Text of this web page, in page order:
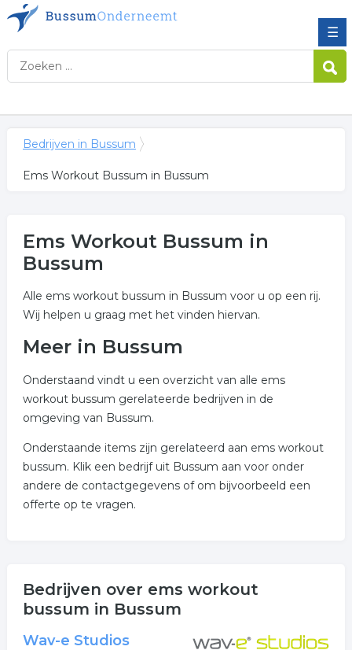
☰
Bedrijven in Bussum
Ems Workout Bussum in Bussum
Ems Workout Bussum in
Bussum
Alle ems workout bussum in Bussum voor u op een rij.
Wij helpen u graag met het vinden hiervan.
Meer in Bussum
Onderstaand vindt u een overzicht van alle ems
workout bussum gerelateerde bedrijven in de
omgeving van Bussum.
Onderstaande items zijn gerelateerd aan ems workout
bussum. Klik een bedrijf uit Bussum aan voor onder
andere de contactgegevens of om bijvoorbeeld een
offerte op te vragen.
Bedrijven over ems workout
bussum in Bussum
Wav-e Studios